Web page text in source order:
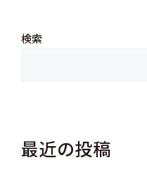
検索
最近の投稿